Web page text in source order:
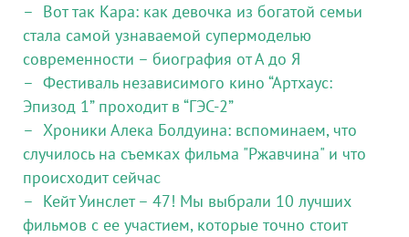
Вот так Кара: как девочка из богатой семьи
стала самой узнаваемой супермоделью
современности – биография от А до Я
Фестиваль независимого кино “Артхаус:
Эпизод 1” проходит в “ГЭС-2”
Хроники Алека Болдуина: вспоминаем, что
случилось на съемках фильма "Ржавчина" и что
происходит сейчас
Кейт Уинслет – 47! Мы выбрали 10 лучших
фильмов с ее участием, которые точно стоит